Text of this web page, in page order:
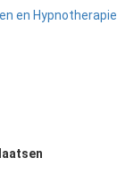
en Hypnotherapie